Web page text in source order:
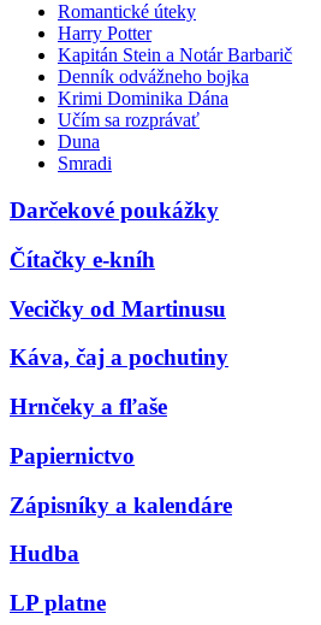
Romantické úteky
Harry Potter
Kapitán Stein a Notár Barbarič
Denník odvážneho bojka
Krimi Dominika Dána
Učím sa rozprávať
Duna
Smradi
Darčekové poukážky
Čítačky e-kníh
Vecičky od Martinusu
Káva, čaj a pochutiny
Hrnčeky a fľaše
Papiernictvo
Zápisníky a kalendáre
Hudba
LP platne